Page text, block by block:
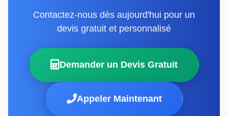
Contactez-nous dès aujourd'hui pour un
devis gratuit et personnalisé
Demander un Devis Gratuit
Appeler Maintenant